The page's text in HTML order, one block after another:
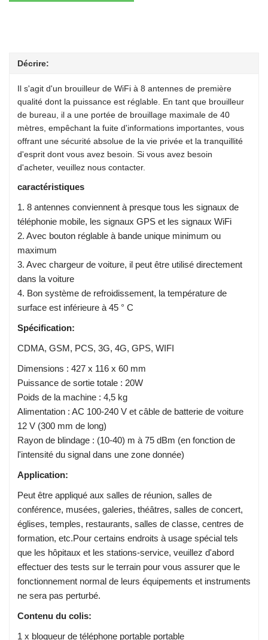
Décrire:
Il s'agit d'un brouilleur de WiFi à 8 antennes de première
qualité dont la puissance est réglable. En tant que brouilleur
de bureau, il a une portée de brouillage maximale de 40
mètres, empêchant la fuite d'informations importantes, vous
offrant une sécurité absolue de la vie privée et la tranquillité
d'esprit dont vous avez besoin. Si vous avez besoin
d'acheter, veuillez nous contacter.
caractéristiques
1. 8 antennes conviennent à presque tous les signaux de
téléphonie mobile, les signaux GPS et les signaux WiFi
2. Avec bouton réglable à bande unique minimum ou
maximum
3. Avec chargeur de voiture, il peut être utilisé directement
dans la voiture
4. Bon système de refroidissement, la température de
surface est inférieure à 45 ° C
Spécification:
CDMA, GSM, PCS, 3G, 4G, GPS, WIFI
Dimensions : 427 x 116 x 60 mm
Puissance de sortie totale : 20W
Poids de la machine : 4,5 kg
Alimentation : AC 100-240 V et câble de batterie de voiture
12 V (300 mm de long)
Rayon de blindage : (10-40) m à 75 dBm (en fonction de
l'intensité du signal dans une zone donnée)
Application:
Peut être appliqué aux salles de réunion, salles de
conférence, musées, galeries, théâtres, salles de concert,
églises, temples, restaurants, salles de classe, centres de
formation, etc.Pour certains endroits à usage spécial tels
que les hôpitaux et les stations-service, veuillez d'abord
effectuer des tests sur le terrain pour vous assurer que le
fonctionnement normal de leurs équipements et instruments
ne sera pas perturbé.
Contenu du colis:
1 x bloqueur de téléphone portable portable